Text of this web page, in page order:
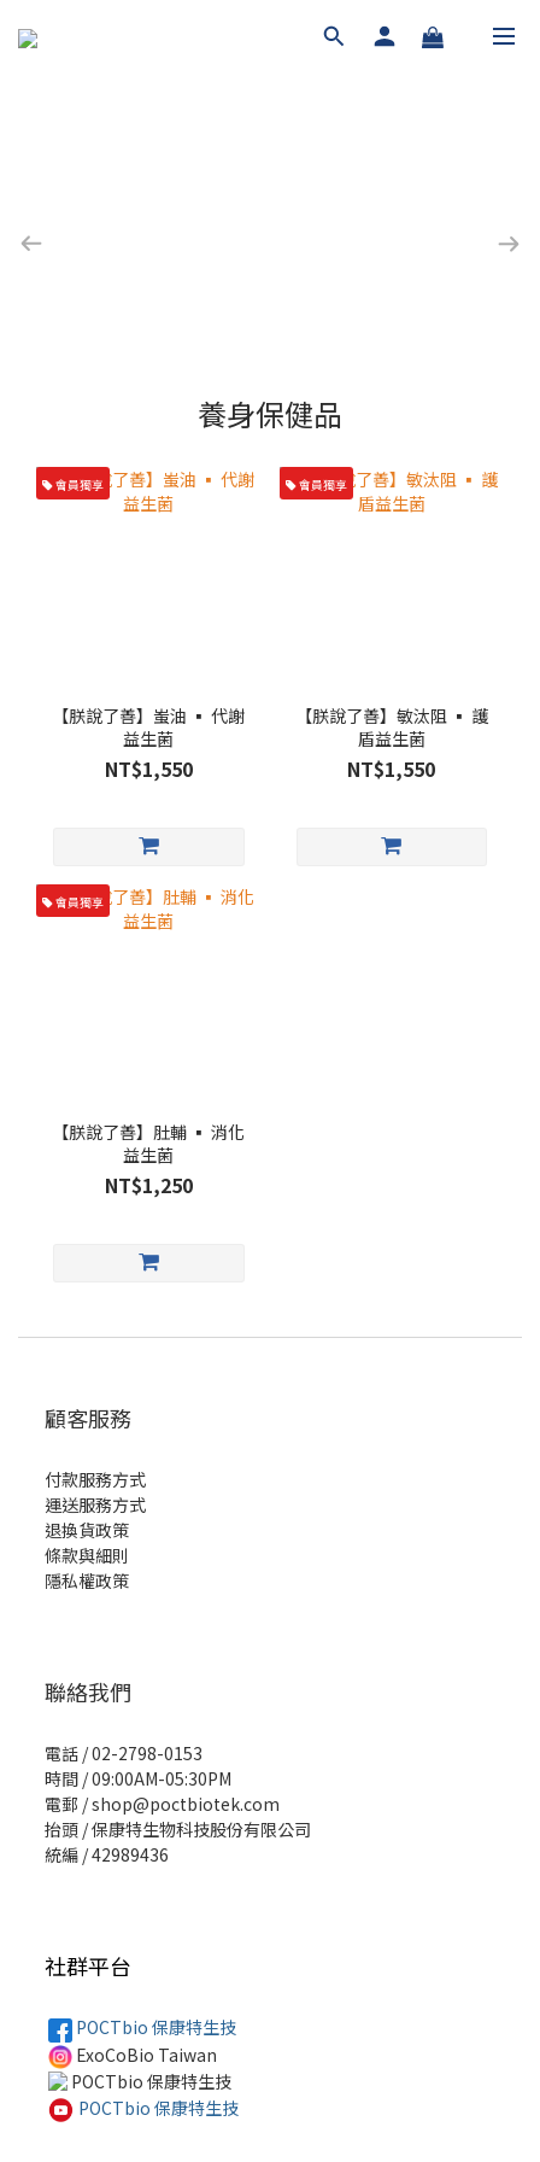
養身保健品
會員獨享
【朕說了善】蚩油 ▪︎ 代謝
益生菌
NT$1,550
會員獨享
【朕說了善】敏汰阻 ▪︎ 護
盾益生菌
NT$1,550
會員獨享
【朕說了善】肚輔 ▪︎ 消化
益生菌
NT$1,250
顧客服務
付款服務方式
運送服務方式
退換貨政策
條款與細則
隱私權政策
聯絡我們
電話 / 02-2798-0153
時間 / 09:00AM-05:30PM
電郵 / shop@poctbiotek.com
抬頭 / 保康特生物科技股份有限公司
統編 / 42989436
社群平台
POCTbio 保康特生技
ExoCoBio Taiwan
POCTbio 保康特生技
POCTbio 保康特生技